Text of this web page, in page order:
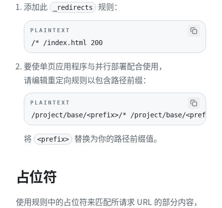
添加此
_redirects 规则：
PLAINTEXT
/* /index.html 200
要使单页应用程序与并行部署配合使用，
请编辑重定向规则以包含路径前缀：
PLAINTEXT
/project/base/<prefix>/* /project/base/<prefix>/
将 <prefix> 替换为你的路径前缀值。
占位符
使用规则中的占位符来匹配所请求 URL 的部分内容，